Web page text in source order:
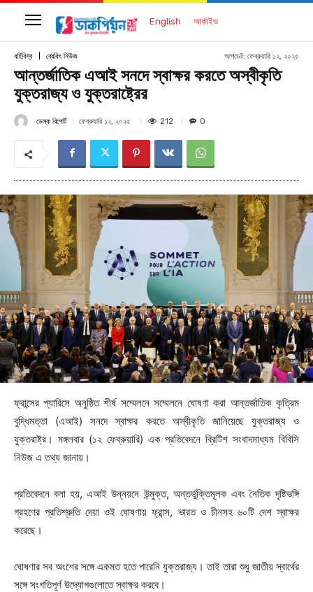
English আর্কাইভ
বর্হিবিশ্ব ব্রেকিং নিউজ আপডেট: ফেব্রুয়ারি ১২, ২০২৫
আন্তর্জাতিক এআই সনদে স্বাক্ষর করতে অস্বীকৃতি
যুক্তরাজ্য ও যুক্তরাষ্ট্রের
ডেস্ক রিপোর্ট ফেব্রুয়ারি ১২, ২০২৫ 212 0
ফ্রান্সের প্যারিসে অনুষ্ঠিত শীর্ষ সম্মেলনে সম্মেলনে ঘোষণা করা আন্তর্জাতিক কৃত্রিম
বুদ্ধিমত্তা (এআই) সনদে স্বাক্ষর করতে অস্বীকৃতি জানিয়েছে যুক্তরাজ্য ও
যুক্তরাষ্ট্র। মঙ্গলবার (১২ ফেব্রুয়ারি) এক প্রতিবেদনে ব্রিটিশ সংবাদমাধ্যম বিবিসি
নিউজ এ তথ্য জানায়।
প্রতিবেদনে বলা হয়, এআই উন্নয়নে উন্মুক্ত, অন্তর্ভুক্তিমূলক এবং নৈতিক দৃষ্টিভঙ্গি
গ্রহণের প্রতিশ্রুতি দেয়া ওই ঘোষণায় ফ্রান্স, ভারত ও চীনসহ ৬০টি দেশ স্বাক্ষর
করেছে।
ঘোষণার সব অংশের সঙ্গে একমত হতে পারেনি যুক্তরাজ্য। তাই তারা শুধু জাতীয় স্বার্থের
সঙ্গে সংগতিপূর্ণ উদ্যোগগুলোতে স্বাক্ষর করবে।